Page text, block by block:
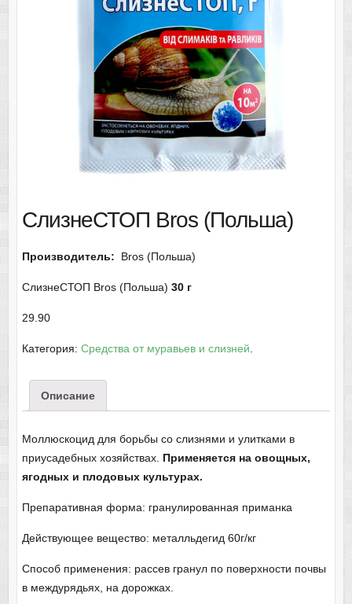
СлизнеСТОП Bros (Польша)
Производитель: Bros (Польша)
СлизнеСТОП Bros (Польша) 30 г
29.90
Категория: Средства от муравьев и слизней.
Описание
Моллюскоцид для борьбы со слизнями и улитками в
приусадебных хозяйствах. Применяется на овощных,
ягодных и плодовых культурах.
Препаративная форма: гранулированная приманка
Действующее вещество: металльдегид 60г/кг
Способ применения: рассев гранул по поверхности почвы
в междурядьях, на дорожках.